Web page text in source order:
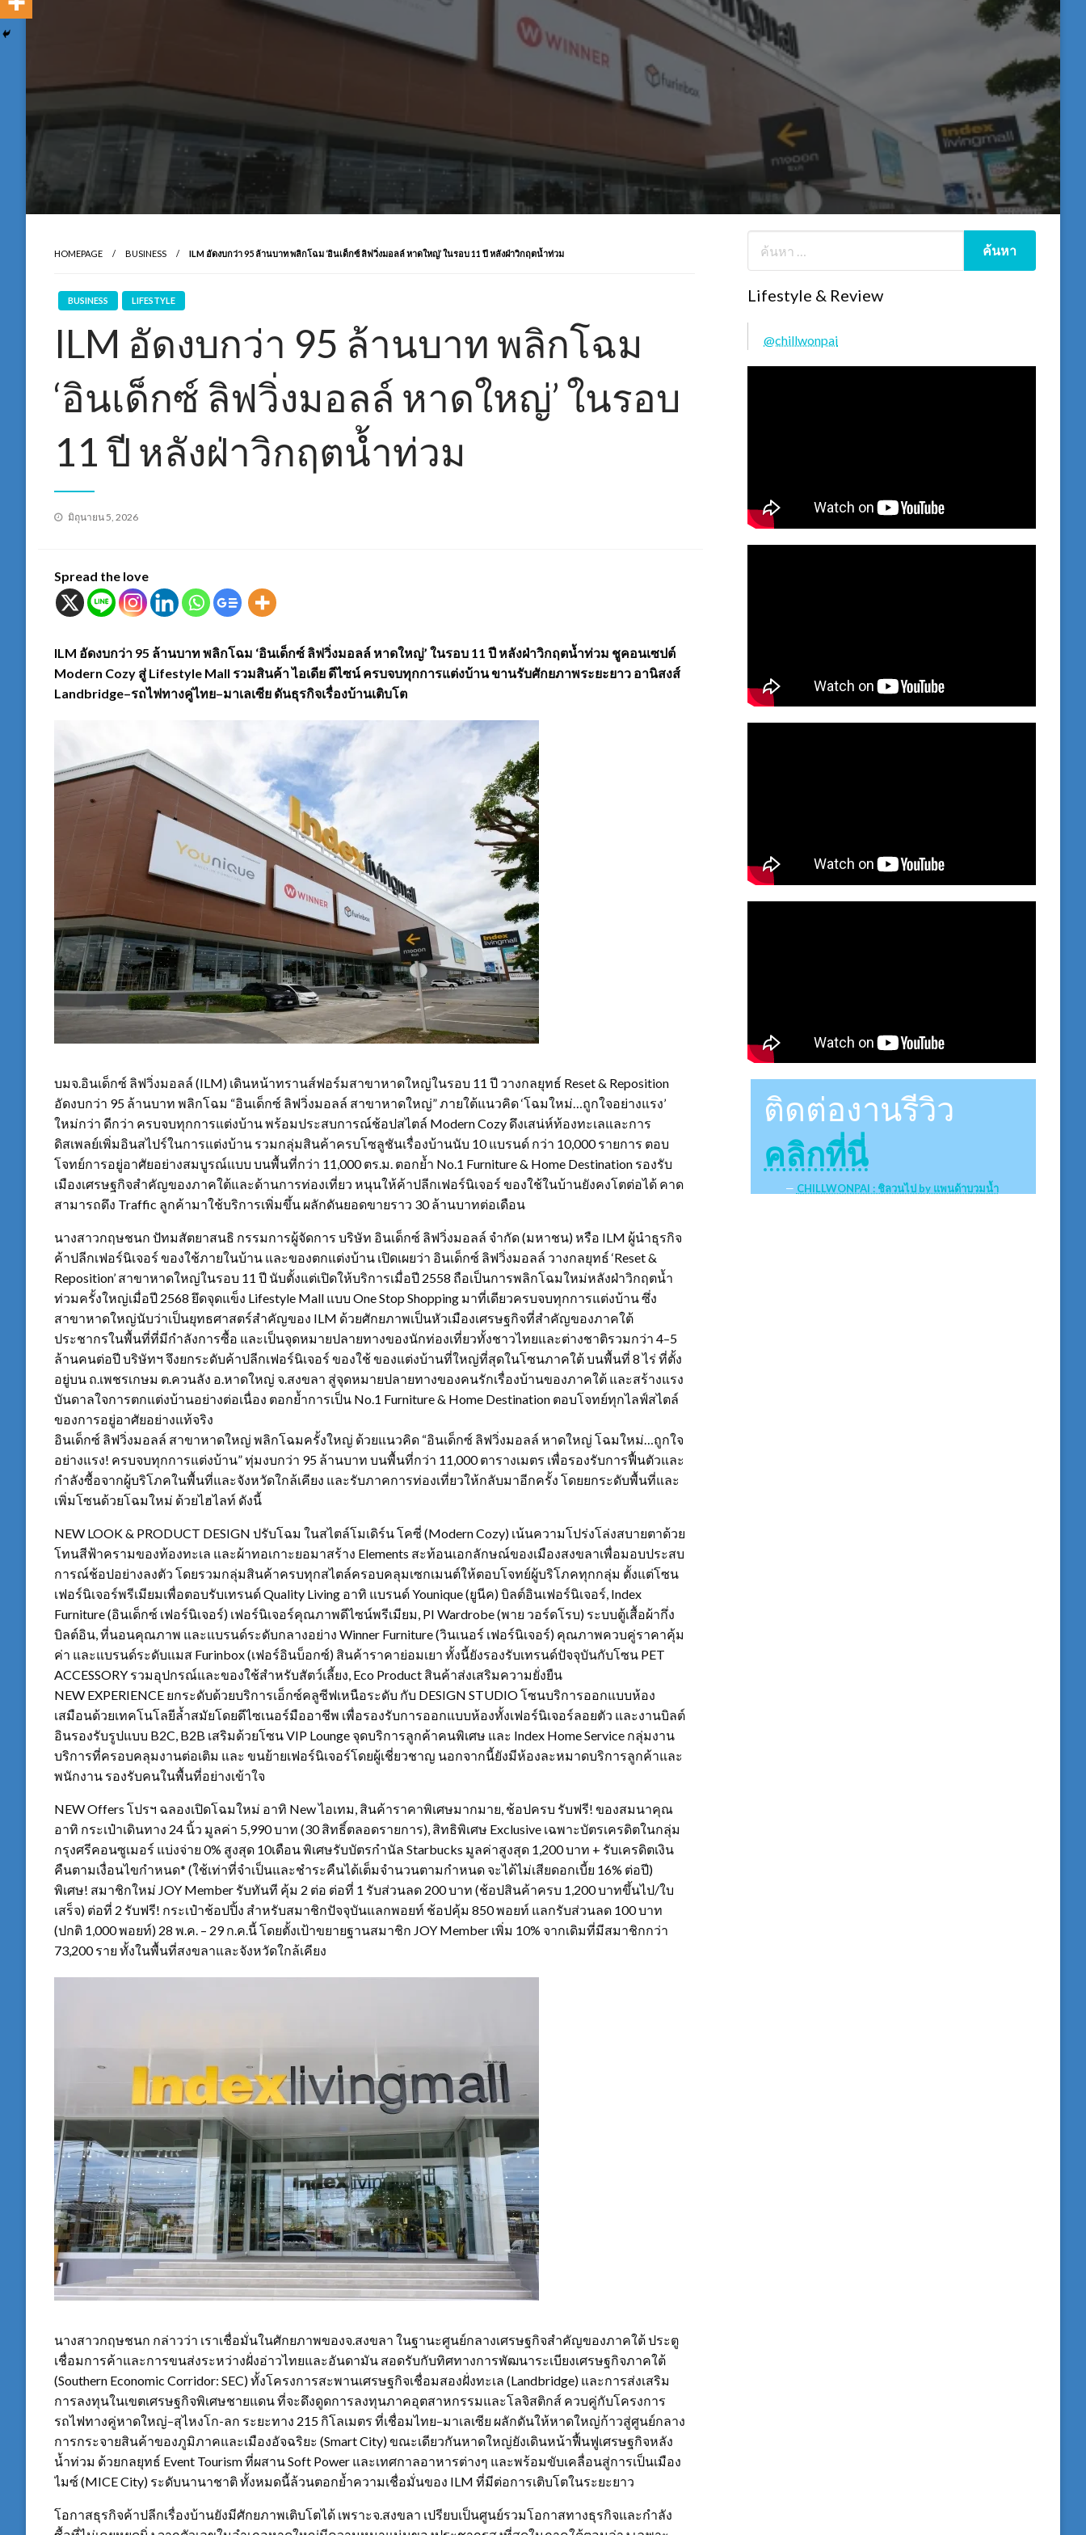
HOMEPAGE BUSINESS ILM อัดงบกว่า 95 ล้านบาท พลิกโฉม ‘อินเด็กซ์ ลิฟวิ่งมอลล์ หาดใหญ่’ ในรอบ 11 ปี หลังฝ่าวิกฤตน้ำท่วม
BUSINESS LIFESTYLE
ILM อัดงบกว่า 95 ล้านบาท พลิกโฉม
‘อินเด็กซ์ ลิฟวิ่งมอลล์ หาดใหญ่’ ในรอบ
11 ปี หลังฝ่าวิกฤตน้ำท่วม
Posted
มิถุนายน 5, 2026
Spread the love
ILM อัดงบกว่า 95 ล้านบาท พลิกโฉม ‘อินเด็กซ์ ลิฟวิ่งมอลล์ หาดใหญ่’ ในรอบ 11 ปี หลังฝ่าวิกฤตน้ำท่วม ชูคอนเซปต์
Modern Cozy สู่ Lifestyle Mall รวมสินค้า ไอเดีย ดีไซน์ ครบจบทุกการแต่งบ้าน ขานรับศักยภาพระยะยาว อานิสงส์
Landbridge–รถไฟทางคู่ไทย–มาเลเซีย ดันธุรกิจเรื่องบ้านเติบโต
บมจ.อินเด็กซ์ ลิฟวิ่งมอลล์ (ILM) เดินหน้าทรานส์ฟอร์มสาขาหาดใหญ่ในรอบ 11 ปี วางกลยุทธ์ Reset & Reposition
อัดงบกว่า 95 ล้านบาท พลิกโฉม “อินเด็กซ์ ลิฟวิ่งมอลล์ สาขาหาดใหญ่” ภายใต้แนวคิด ‘โฉมใหม่…ถูกใจอย่างแรง’
ใหม่กว่า ดีกว่า ครบจบทุกการแต่งบ้าน พร้อมประสบการณ์ช้อปสไตล์ Modern Cozy ดึงเสน่ห์ท้องทะเลและการ
ดิสเพลย์เพิ่มอินสไปร์ในการแต่งบ้าน รวมกลุ่มสินค้าครบโซลูชันเรื่องบ้านนับ 10 แบรนด์ กว่า 10,000 รายการ ตอบ
โจทย์การอยู่อาศัยอย่างสมบูรณ์แบบ บนพื้นที่กว่า 11,000 ตร.ม. ตอกย้ำ No.1 Furniture & Home Destination รองรับ
เมืองเศรษฐกิจสำคัญของภาคใต้และด้านการท่องเที่ยว หนุนให้ค้าปลีกเฟอร์นิเจอร์ ของใช้ในบ้านยังคงโตต่อได้ คาด
สามารถดึง Traffic ลูกค้ามาใช้บริการเพิ่มขึ้น ผลักดันยอดขายราว 30 ล้านบาทต่อเดือน
นางสาวกฤษชนก ปัทมสัตยาสนธิ กรรมการผู้จัดการ บริษัท อินเด็กซ์ ลิฟวิ่งมอลล์ จำกัด (มหาชน) หรือ ILM ผู้นำธุรกิจ
ค้าปลีกเฟอร์นิเจอร์ ของใช้ภายในบ้าน และของตกแต่งบ้าน เปิดเผยว่า อินเด็กซ์ ลิฟวิ่งมอลล์ วางกลยุทธ์ ‘Reset &
Reposition’ สาขาหาดใหญ่ในรอบ 11 ปี นับตั้งแต่เปิดให้บริการเมื่อปี 2558 ถือเป็นการพลิกโฉมใหม่หลังฝ่าวิกฤตน้ำ
ท่วมครั้งใหญ่เมื่อปี 2568 ยึดจุดแข็ง Lifestyle Mall แบบ One Stop Shopping มาที่เดียวครบจบทุกการแต่งบ้าน ซึ่ง
สาขาหาดใหญ่นับว่าเป็นยุทธศาสตร์สำคัญของ ILM ด้วยศักยภาพเป็นหัวเมืองเศรษฐกิจที่สำคัญของภาคใต้
ประชากรในพื้นที่ที่มีกำลังการซื้อ และเป็นจุดหมายปลายทางของนักท่องเที่ยวทั้งชาวไทยและต่างชาติรวมกว่า 4–5
ล้านคนต่อปี บริษัทฯ จึงยกระดับค้าปลีกเฟอร์นิเจอร์ ของใช้ ของแต่งบ้านที่ใหญ่ที่สุดในโซนภาคใต้ บนพื้นที่ 8 ไร่ ที่ตั้ง
อยู่บน ถ.เพชรเกษม ต.ควนลัง อ.หาดใหญ่ จ.สงขลา สู่จุดหมายปลายทางของคนรักเรื่องบ้านของภาคใต้ และสร้างแรง
บันดาลใจการตกแต่งบ้านอย่างต่อเนื่อง ตอกย้ำการเป็น No.1 Furniture & Home Destination ตอบโจทย์ทุกไลฟ์สไตล์
ของการอยู่อาศัยอย่างแท้จริง
อินเด็กซ์ ลิฟวิ่งมอลล์ สาขาหาดใหญ่ พลิกโฉมครั้งใหญ่ ด้วยแนวคิด “อินเด็กซ์ ลิฟวิ่งมอลล์ หาดใหญ่ โฉมใหม่…ถูกใจ
อย่างแรง! ครบจบทุกการแต่งบ้าน” ทุ่มงบกว่า 95 ล้านบาท บนพื้นที่กว่า 11,000 ตารางเมตร เพื่อรองรับการฟื้นตัวและ
กำลังซื้อจากผู้บริโภคในพื้นที่และจังหวัดใกล้เคียง และรับภาคการท่องเที่ยวให้กลับมาอีกครั้ง โดยยกระดับพื้นที่และ
เพิ่มโซนด้วยโฉมใหม่ ด้วยไฮไลท์ ดังนี้
NEW LOOK & PRODUCT DESIGN ปรับโฉม ในสไตล์โมเดิร์น โคซี่ (Modern Cozy) เน้นความโปร่งโล่งสบายตาด้วย
โทนสีฟ้าครามของท้องทะเล และผ้าทอเกาะยอมาสร้าง Elements สะท้อนเอกลักษณ์ของเมืองสงขลาเพื่อมอบประสบ
การณ์ช้อปอย่างลงตัว โดยรวมกลุ่มสินค้าครบทุกสไตล์ครอบคลุมเซกเมนต์ให้ตอบโจทย์ผู้บริโภคทุกกลุ่ม ตั้งแต่โซน
เฟอร์นิเจอร์พรีเมียมเพื่อตอบรับเทรนด์ Quality Living อาทิ แบรนด์ Younique (ยูนีค) บิลต์อินเฟอร์นิเจอร์, Index
Furniture (อินเด็กซ์ เฟอร์นิเจอร์) เฟอร์นิเจอร์คุณภาพดีไซน์พรีเมียม, PI Wardrobe (พาย วอร์ดโรบ) ระบบตู้เสื้อผ้ากึ่ง
บิลต์อิน, ที่นอนคุณภาพ และแบรนด์ระดับกลางอย่าง Winner Furniture (วินเนอร์ เฟอร์นิเจอร์) คุณภาพควบคู่ราคาคุ้ม
ค่า และแบรนด์ระดับแมส Furinbox (เฟอร์อินบ็อกซ์) สินค้าราคาย่อมเยา ทั้งนี้ยังรองรับเทรนด์ปัจจุบันกับโซน PET
ACCESSORY รวมอุปกรณ์และของใช้สำหรับสัตว์เลี้ยง, Eco Product สินค้าส่งเสริมความยั่งยืน
NEW EXPERIENCE ยกระดับด้วยบริการเอ็กซ์คลูซีฟเหนือระดับ กับ DESIGN STUDIO โซนบริการออกแบบห้อง
เสมือนด้วยเทคโนโลยีล้ำสมัยโดยดีไซเนอร์มืออาชีพ เพื่อรองรับการออกแบบห้องทั้งเฟอร์นิเจอร์ลอยตัว และงานบิลต์
อินรองรับรูปแบบ B2C, B2B เสริมด้วยโซน VIP Lounge จุดบริการลูกค้าคนพิเศษ และ Index Home Service กลุ่มงาน
บริการที่ครอบคลุมงานต่อเติม และ ขนย้ายเฟอร์นิเจอร์โดยผู้เชี่ยวชาญ นอกจากนี้ยังมีห้องละหมาดบริการลูกค้าและ
พนักงาน รองรับคนในพื้นที่อย่างเข้าใจ
NEW Offers โปรฯ ฉลองเปิดโฉมใหม่ อาทิ New ไอเทม, สินค้าราคาพิเศษมากมาย, ช้อปครบ รับฟรี! ของสมนาคุณ
อาทิ กระเป๋าเดินทาง 24 นิ้ว มูลค่า 5,990 บาท (30 สิทธิ์ตลอดรายการ), สิทธิพิเศษ Exclusive เฉพาะบัตรเครดิตในกลุ่ม
กรุงศรีคอนซูเมอร์ แบ่งจ่าย 0% สูงสุด 10เดือน พิเศษรับบัตรกำนัล Starbucks มูลค่าสูงสุด 1,200 บาท + รับเครดิตเงิน
คืนตามเงื่อนไขกำหนด* (ใช้เท่าที่จำเป็นและชำระคืนได้เต็มจำนวนตามกำหนด จะได้ไม่เสียดอกเบี้ย 16% ต่อปี)
พิเศษ! สมาชิกใหม่ JOY Member รับทันที คุ้ม 2 ต่อ ต่อที่ 1 รับส่วนลด 200 บาท (ช้อปสินค้าครบ 1,200 บาทขึ้นไป/ใบ
เสร็จ) ต่อที่ 2 รับฟรี! กระเป๋าช้อปปิ้ง สำหรับสมาชิกปัจจุบันแลกพอยท์ ช้อปคุ้ม 850 พอยท์ แลกรับส่วนลด 100 บาท
(ปกติ 1,000 พอยท์) 28 พ.ค. – 29 ก.ค.นี้ โดยตั้งเป้าขยายฐานสมาชิก JOY Member เพิ่ม 10% จากเดิมที่มีสมาชิกกว่า
73,200 ราย ทั้งในพื้นที่สงขลาและจังหวัดใกล้เคียง
นางสาวกฤษชนก กล่าวว่า เราเชื่อมั่นในศักยภาพของจ.สงขลา ในฐานะศูนย์กลางเศรษฐกิจสำคัญของภาคใต้ ประตู
เชื่อมการค้าและการขนส่งระหว่างฝั่งอ่าวไทยและอันดามัน สอดรับกับทิศทางการพัฒนาระเบียงเศรษฐกิจภาคใต้
(Southern Economic Corridor: SEC) ทั้งโครงการสะพานเศรษฐกิจเชื่อมสองฝั่งทะเล (Landbridge) และการส่งเสริม
การลงทุนในเขตเศรษฐกิจพิเศษชายแดน ที่จะดึงดูดการลงทุนภาคอุตสาหกรรมและโลจิสติกส์ ควบคู่กับโครงการ
รถไฟทางคู่หาดใหญ่–สุไหงโก-ลก ระยะทาง 215 กิโลเมตร ที่เชื่อมไทย–มาเลเซีย ผลักดันให้หาดใหญ่ก้าวสู่ศูนย์กลาง
การกระจายสินค้าของภูมิภาคและเมืองอัจฉริยะ (Smart City) ขณะเดียวกันหาดใหญ่ยังเดินหน้าฟื้นฟูเศรษฐกิจหลัง
น้ำท่วม ด้วยกลยุทธ์ Event Tourism ที่ผสาน Soft Power และเทศกาลอาหารต่างๆ และพร้อมขับเคลื่อนสู่การเป็นเมือง
ไมซ์ (MICE City) ระดับนานาชาติ ทั้งหมดนี้ล้วนตอกย้ำความเชื่อมั่นของ ILM ที่มีต่อการเติบโตในระยะยาว
โอกาสธุรกิจค้าปลีกเรื่องบ้านยังมีศักยภาพเติบโตได้ เพราะจ.สงขลา เปรียบเป็นศูนย์รวมโอกาสทางธุรกิจและกำลัง
Lifestyle & Review
@chillwonpai
ติดต่องานรีวิว
คลิกที่นี่
CHILLWONPAI : ชิลวนไป by แพนด้าบวมน้ำ